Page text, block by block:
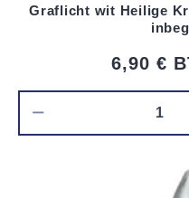
Graflicht wit Heilige
6,90 €